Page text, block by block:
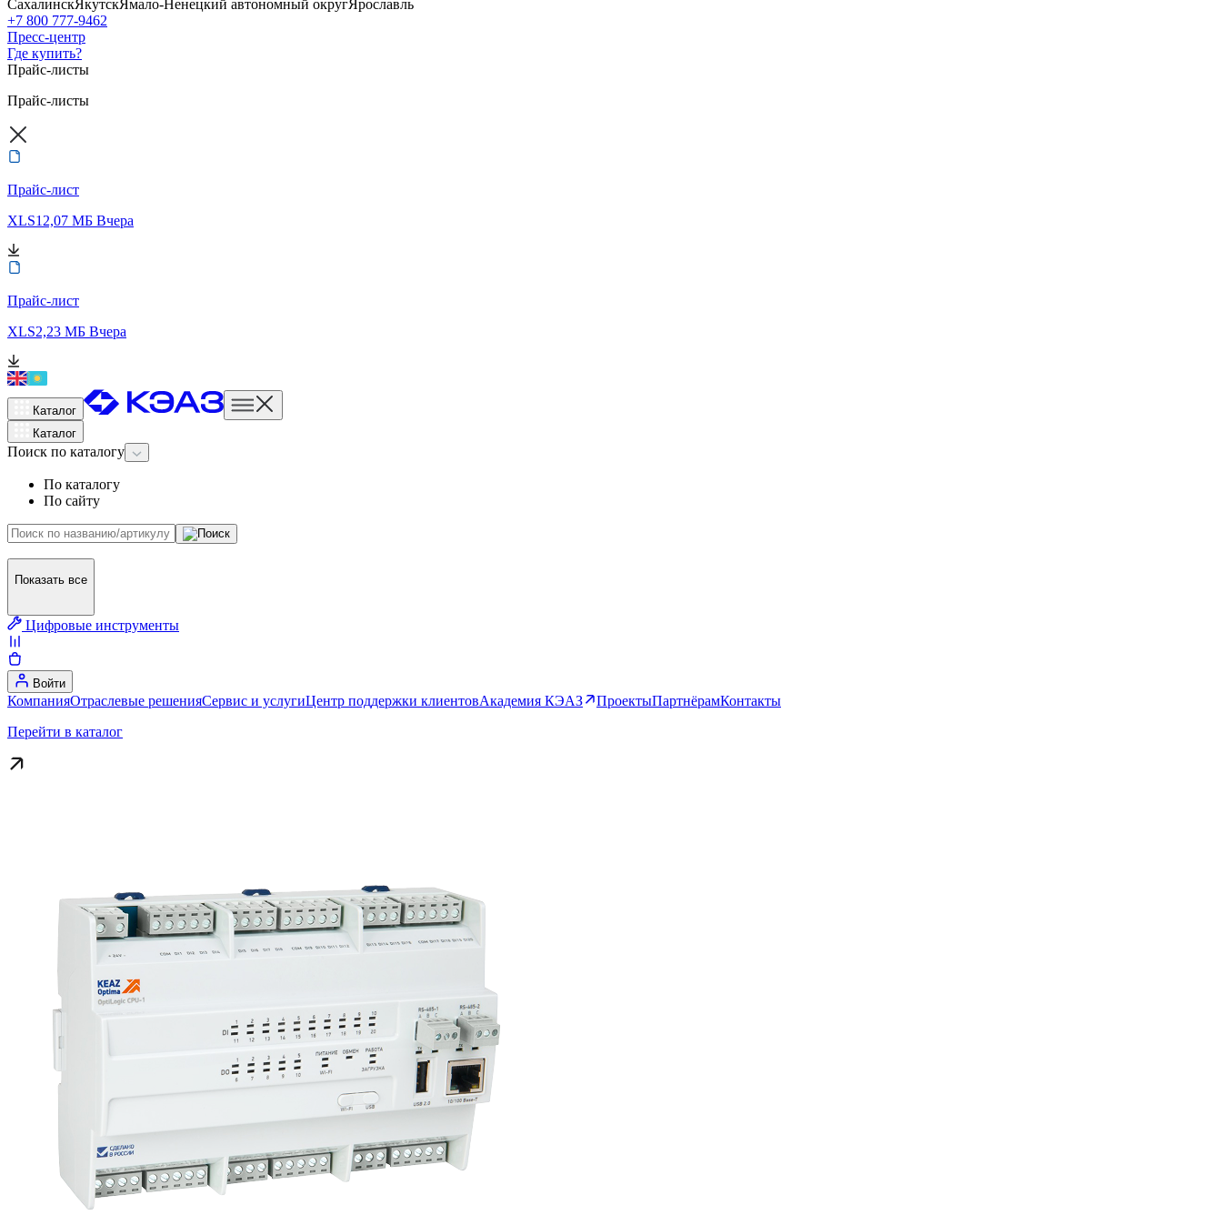
СахалинскЯкутскЯмало-Ненецкий автономный округЯрославль
+7 800 777-9462
Пресс-центр
Где купить?
Прайс-листы
Прайс-листы
Прайс-лист
XLS12,07 МБ Вчера
Прайс-лист
XLS2,23 МБ Вчера
Каталог
Каталог
Поиск по каталогу
По каталогу
По сайту
Показать все
Цифровые инструменты
Войти
КомпанияОтраслевые решенияСервис и услугиЦентр поддержки клиентовАкадемия КЭАЗ ПроектыПартнёрамКонтакты
Перейти в каталог